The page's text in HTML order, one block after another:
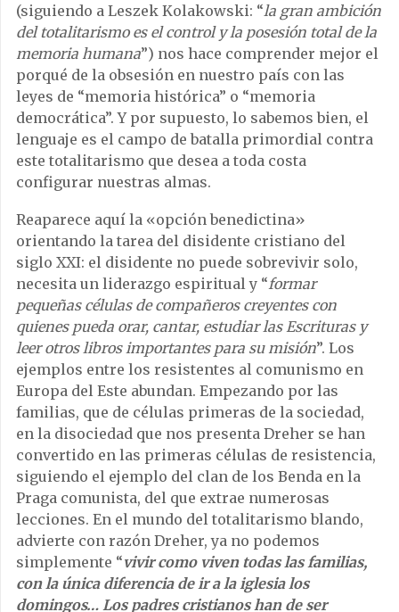
(siguiendo a Leszek Kolakowski: “la gran ambición
del totalitarismo es el control y la posesión total de la
memoria humana”) nos hace comprender mejor el
porqué de la obsesión en nuestro país con las
leyes de “memoria histórica” o “memoria
democrática”. Y por supuesto, lo sabemos bien, el
lenguaje es el campo de batalla primordial contra
este totalitarismo que desea a toda costa
configurar nuestras almas.
Reaparece aquí la «opción benedictina»
orientando la tarea del disidente cristiano del
siglo XXI: el disidente no puede sobrevivir solo,
necesita un liderazgo espiritual y “formar
pequeñas células de compañeros creyentes con
quienes pueda orar, cantar, estudiar las Escrituras y
leer otros libros importantes para su misión”. Los
ejemplos entre los resistentes al comunismo en
Europa del Este abundan. Empezando por las
familias, que de células primeras de la sociedad,
en la disociedad que nos presenta Dreher se han
convertido en las primeras células de resistencia,
siguiendo el ejemplo del clan de los Benda en la
Praga comunista, del que extrae numerosas
lecciones. En el mundo del totalitarismo blando,
advierte con razón Dreher, ya no podemos
simplemente “vivir como viven todas las familias,
con la única diferencia de ir a la iglesia los
domingos… Los padres cristianos han de ser